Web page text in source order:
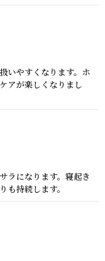
いやすくなります。ホ
アが楽しくなりまし
ラになります。寝起き
も持続します。